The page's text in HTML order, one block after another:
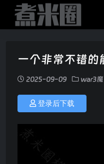
一个非常不错的
2025-09-09 war3
登录后下载